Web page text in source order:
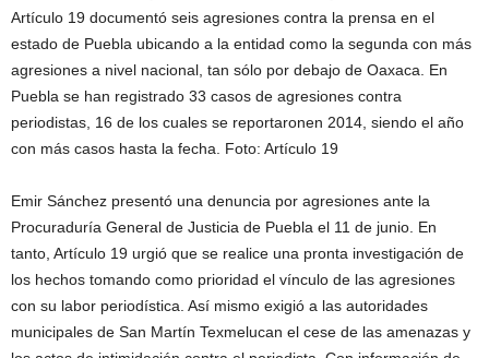
Artículo 19 documentó seis agresiones contra la prensa en el
estado de Puebla ubicando a la entidad como la segunda con más
agresiones a nivel nacional, tan sólo por debajo de Oaxaca. En
Puebla se han registrado 33 casos de agresiones contra
periodistas, 16 de los cuales se reportaronen 2014, siendo el año
con más casos hasta la fecha. Foto: Artículo 19
Emir Sánchez presentó una denuncia por agresiones ante la
Procuraduría General de Justicia de Puebla el 11 de junio. En
tanto, Artículo 19 urgió que se realice una pronta investigación de
los hechos tomando como prioridad el vínculo de las agresiones
con su labor periodística. Así mismo exigió a las autoridades
municipales de San Martín Texmelucan el cese de las amenazas y